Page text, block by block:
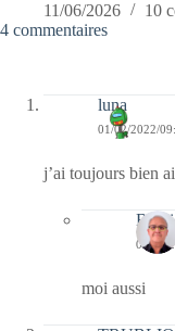
11/06/2026
10
4 commentaires
luna
01/02/2022/
j’ai toujours bien
04/02/
moi aussi